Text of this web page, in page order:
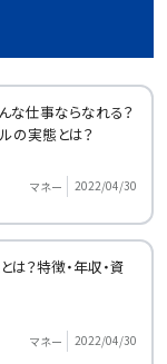
な仕事ならなれる？
の実態とは？
マネー 2022/04/30
？特徴・年収・資
マネー 2022/04/30